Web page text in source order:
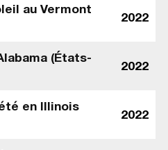
au Vermont
2022
(États-
2022
en Illinois
2022